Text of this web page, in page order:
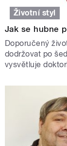
Životní styl
Jak se hubne
Doporučený
dodržovat po
vysvětluje